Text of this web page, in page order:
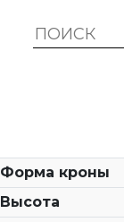
Форма кроны
Высота